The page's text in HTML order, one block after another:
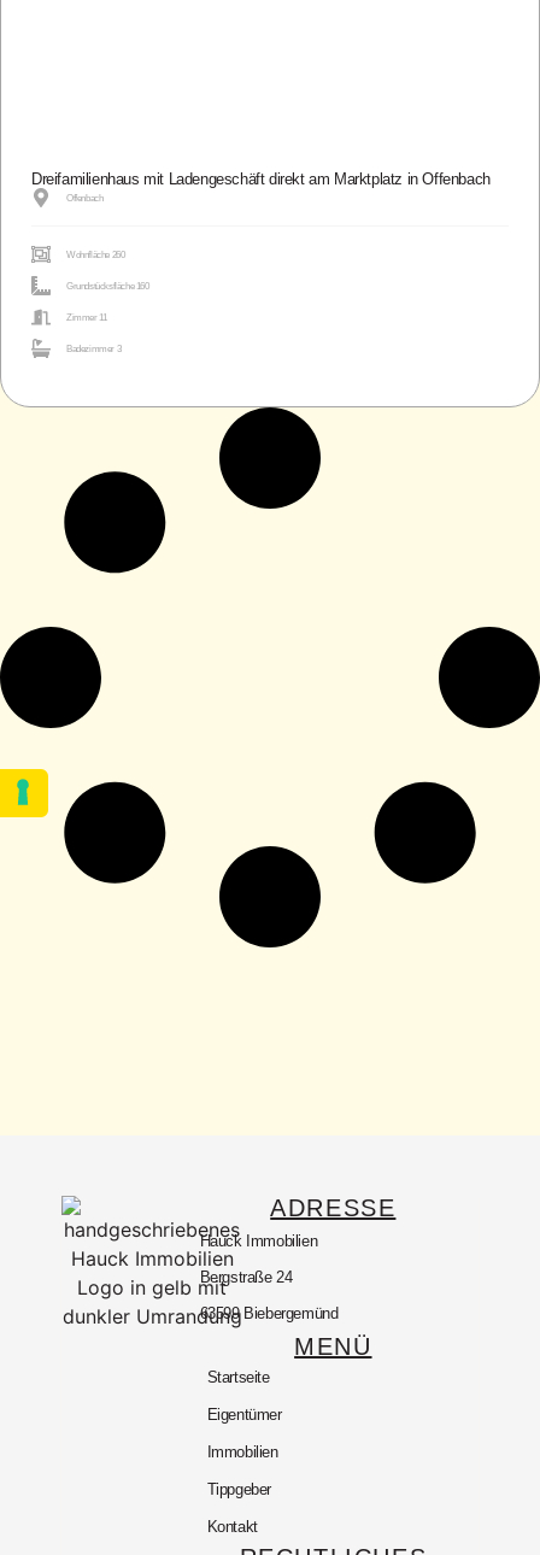
Dreifamilienhaus mit Ladengeschäft direkt am Marktplatz in Offenbach
Offenbach
Wohnfläche 260
Grundstücksfläche 160
Zimmer 11
Badezimmer 3
ADRESSE
Hauck Immobilien
Bergstraße 24
63599 Biebergemünd
MENÜ
Startseite
Eigentümer
Immobilien
Tippgeber
Kontakt